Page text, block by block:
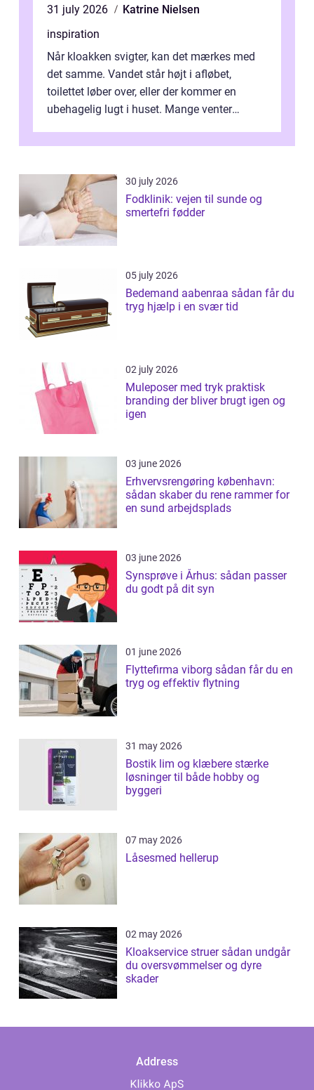
31 july 2026
Katrine Nielsen
inspiration
Når kloakken svigter, kan det mærkes med
det samme. Vandet står højt i afløbet,
toilettet løber over, eller der kommer en
ubehagelig lugt i huset. Mange venter
30 july 2026
Fodklinik: vejen til sunde og
smertefri fødder
05 july 2026
Bedemand aabenraa sådan får du
tryg hjælp i en svær tid
02 july 2026
Muleposer med tryk praktisk
branding der bliver brugt igen og
igen
03 june 2026
Erhvervsrengøring københavn:
sådan skaber du rene rammer for
en sund arbejdsplads
03 june 2026
Synsprøve i Århus: sådan passer
du godt på dit syn
01 june 2026
Flyttefirma viborg sådan får du en
tryg og effektiv flytning
31 may 2026
Bostik lim og klæbere stærke
løsninger til både hobby og
byggeri
07 may 2026
Låsesmed hellerup
02 may 2026
Kloakservice struer sådan undgår
du oversvømmelser og dyre
skader
Address